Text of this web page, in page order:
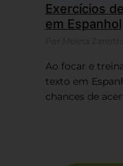
Exercícios
em Espanhol
Ao focar e
texto em
chances de